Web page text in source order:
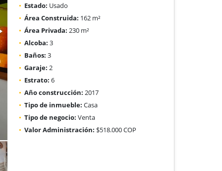
Estado: Usado
Área Construida: 162 m²
Área Privada: 230 m²
Alcoba: 3
Baños: 3
Garaje: 2
Estrato: 6
Año construcción: 2017
Tipo de inmueble: Casa
Tipo de negocio: Venta
Valor Administración: $518.000 COP